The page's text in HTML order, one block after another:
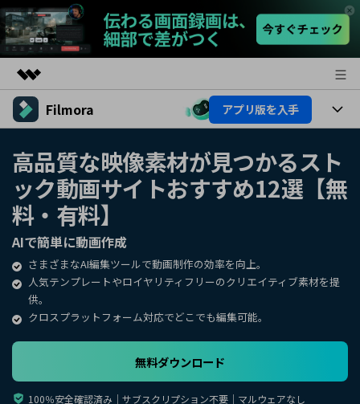
製品
ユーティリティ
法人・教育・パートナー
概要
ソリューション
企業情報
プラン＆価格
サポート
Filmora アプリ版を入手
製品
プラットフォーム
製品機能
AI機能
AI機能
AIヒント
活用法
Filmoraのユーザー層
ビデオソリューション
動画編集関連知識
動画編集のコツ
サポート
カスタマーサポート
高品質な映像素材が見つかるスト
ック動画サイトおすすめ12選【無
料・有料】
AIで簡単に動画作成
さまざまなAI編集ツールで動画制作の効率を向上。
人気テンプレートやロイヤリティフリーのクリエイティブ素材を提
供。
クロスプラットフォーム対応でどこでも編集可能。
無料ダウンロード
100％安全確認済み｜サブスクリプション不要｜マルウェアなし